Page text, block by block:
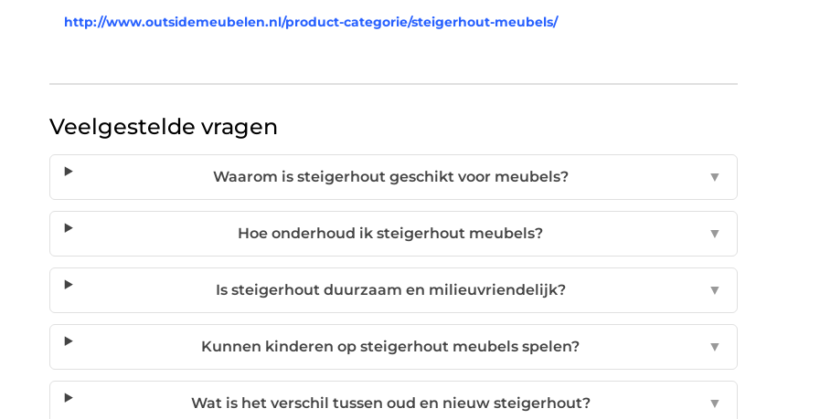
http://www.outsidemeubelen.nl/product-categorie/steigerhout-meubels/
Veelgestelde vragen
Waarom is steigerhout geschikt voor meubels? ▼
Hoe onderhoud ik steigerhout meubels? ▼
Is steigerhout duurzaam en milieuvriendelijk? ▼
Kunnen kinderen op steigerhout meubels spelen? ▼
Wat is het verschil tussen oud en nieuw steigerhout? ▼